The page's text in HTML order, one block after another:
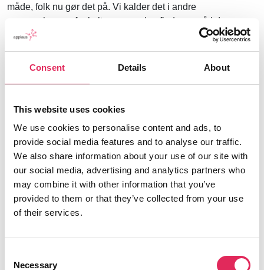
Consent Details About
This website uses cookies
We use cookies to personalise content and ads, to
provide social media features and to analyse our traffic.
We also share information about your use of our site with
our social media, advertising and analytics partners who
may combine it with other information that you’ve
provided to them or that they’ve collected from your use
of their services.
Selection
Necessary
måde, folk nu gør det på. Vi kalder det i andre
sammenhænge fankultur – men den findes også i den
klassiske musik. Og det er dér, man skaber en relation, som
betyder publikum faktisk kommer. Der er en faglig dygtighed
hos musikerne, og dén er kernen – men den skal møde
Om Søren Mikael
Rasmussen
Søren Mikael Rasmussen er leder af Rasmussen
Nordic.Han er uddannet journalist og har tidligere
arbejdet som leder i bla.